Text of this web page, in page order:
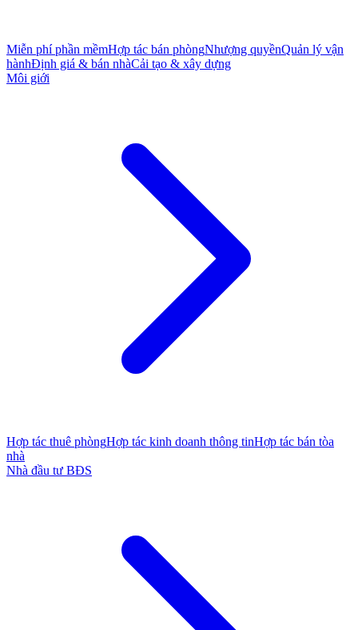
Miễn phí phần mềmHợp tác bán phòngNhượng quyềnQuản lý vận
hànhĐịnh giá & bán nhàCải tạo & xây dựng
Môi giới
Hợp tác thuê phòngHợp tác kinh doanh thông tinHợp tác bán tòa
nhà
Nhà đầu tư BĐS